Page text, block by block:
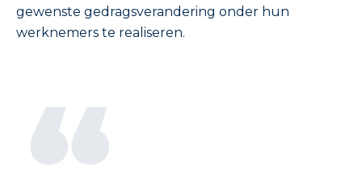
gewenste gedragsverandering onder hun
werknemers te realiseren.